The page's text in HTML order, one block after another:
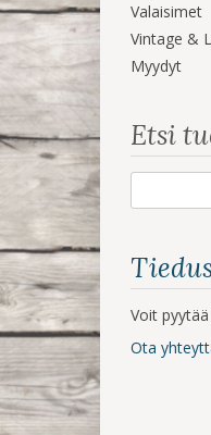
Valaisimet
Vintage &
Myydyt
Etsi
Voit
Ota